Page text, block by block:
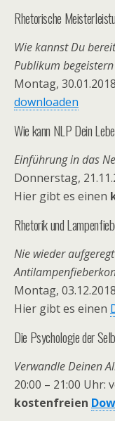
Rhetorische
Wie kannst Du
Publikum begeistern
Montag,
downloaden
Wie kann NLP Dein
Einführung in das
Donnerstag,
Hier gibt es einen
Rhetorik und
Nie wieder
Montag,
Hier gibt es einen
Die Psychologie der
Verwandle Deinen
20:00 – 21:00 Uhr:
kostenfreien